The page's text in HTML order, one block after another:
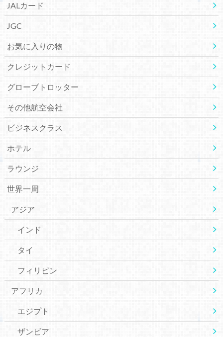
JALカード
JGC
お気に入りの物
クレジットカード
グローブトロッター
その他航空会社
ビジネスクラス
ホテル
ラウンジ
世界一周
アジア
インド
タイ
フィリピン
アフリカ
エジプト
ザンビア